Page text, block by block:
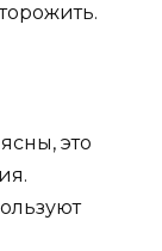
это